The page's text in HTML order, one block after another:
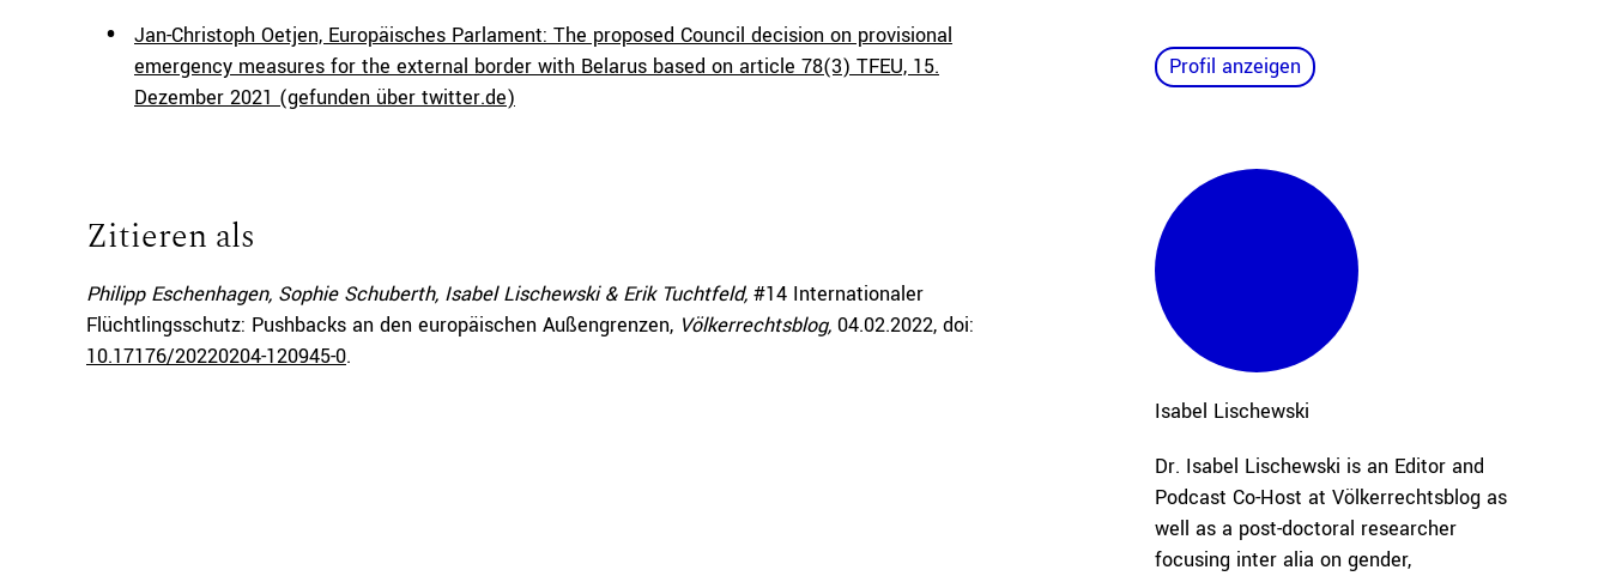
Jan-Christoph Oetjen, Europäisches Parlament: The proposed Council decision on provisional
emergency measures for the external border with Belarus based on article 78(3) TFEU, 15.
Dezember 2021 (gefunden über twitter.de)
Zitieren als
Philipp Eschenhagen, Sophie Schuberth, Isabel Lischewski & Erik Tuchtfeld, #14 Internationaler
Flüchtlingsschutz: Pushbacks an den europäischen Außengrenzen, Völkerrechtsblog, 04.02.2022, doi:
10.17176/20220204-120945-0.
Profil anzeigen
Isabel Lischewski
Dr. Isabel Lischewski is an Editor and
Podcast Co-Host at Völkerrechtsblog as
well as a post-doctoral researcher
focusing inter alia on gender,